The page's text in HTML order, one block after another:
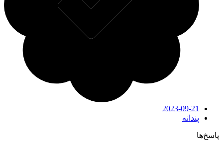
2023-09-21
پندانه